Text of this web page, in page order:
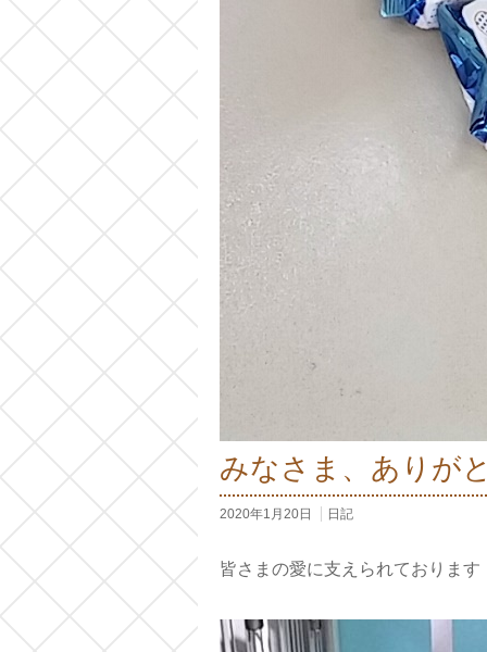
みなさま、ありが
2020年1月20日 日記
皆さまの愛に支えられております